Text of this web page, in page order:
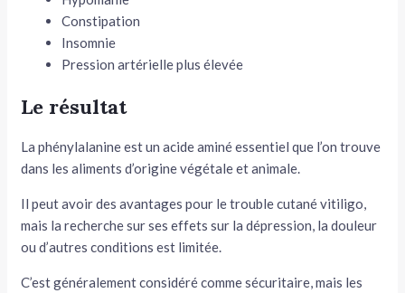
Constipation
Insomnie
Pression artérielle plus élevée
Le résultat
La phénylalanine est un acide aminé essentiel que l’on trouve
dans les aliments d’origine végétale et animale.
Il peut avoir des avantages pour le trouble cutané vitiligo,
mais la recherche sur ses effets sur la dépression, la douleur
ou d’autres conditions est limitée.
C’est généralement considéré comme sécuritaire, mais les